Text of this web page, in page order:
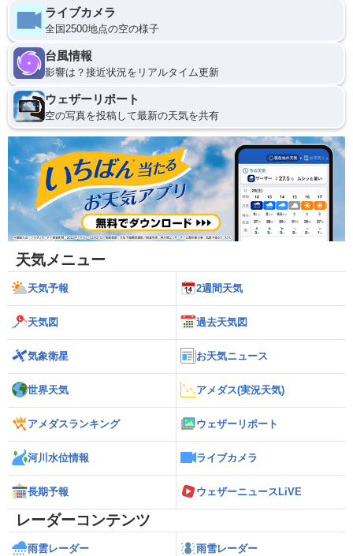
ライブカメラ
全国2500地点の空の様子
台風情報
影響は？接近状況をリアルタイム更新
ウェザーリポート
空の写真を投稿して最新の天気を共有
天気メニュー
天気予報 2週間天気
天気図 過去天気図
気象衛星 お天気ニュース
世界天気 アメダス(実況天気)
アメダスランキング ウェザーリポート
河川水位情報 ライブカメラ
長期予報 ウェザーニュースLiVE
レーダーコンテンツ
雨雲レーダー 雨雪レーダー